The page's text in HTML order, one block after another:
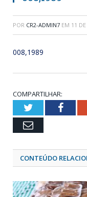
POR CR2-ADMIN7 EM 11
008,1989
COMPARTILHAR:
Twitter
Email
CONTEÚDO